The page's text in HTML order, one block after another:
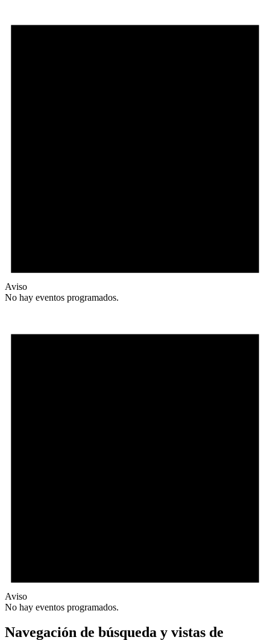
Aviso
No hay eventos programados.
Aviso
No hay eventos programados.
Navegación de búsqueda y vistas de